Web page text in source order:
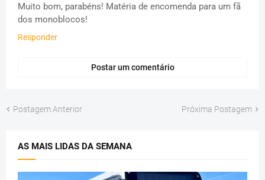
Muito bom, parabéns! Matéria de encomenda para um fã
dos monoblocos!
Responder
Postar um comentário
Postagem Anterior Próxima Postagem
AS MAIS LIDAS DA SEMANA